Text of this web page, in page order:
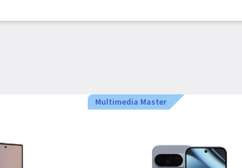
Multimedia Master